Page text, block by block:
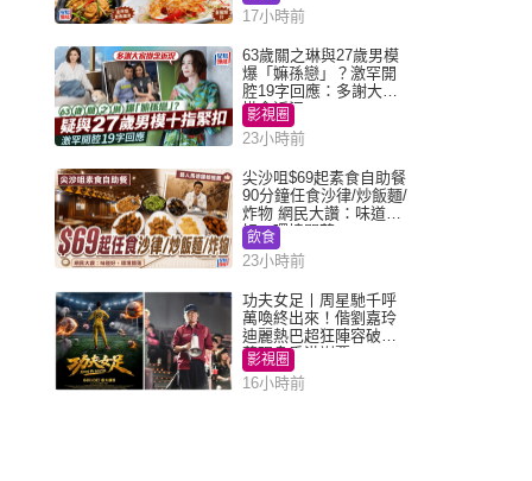
17小時前
63歲關之琳與27歲男模
爆「嫲孫戀」？激罕開
腔19字回應：多謝大家
掛念近況
影視圈
23小時前
尖沙咀$69起素食自助餐
90分鐘任食沙律/炒飯麵/
炸物 網民大讚：味道
好，環境闊落
飲食
23小時前
功夫女足丨周星馳千呼
萬喚終出來！偕劉嘉玲
迪麗熱巴超狂陣容破天
荒現身香港謝票
影視圈
16小時前